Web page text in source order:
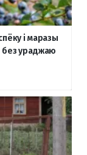
і маразы
без ураджаю